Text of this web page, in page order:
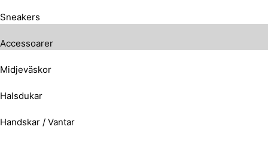
Sneakers
Accessoarer
Midjeväskor
Halsdukar
Handskar / Vantar